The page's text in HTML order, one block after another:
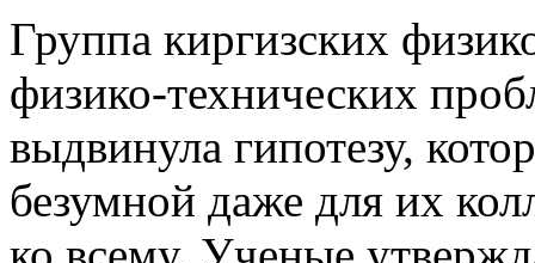
Группа киргизских
физико-технических
выдвинула гипотезу,
безумной даже для их